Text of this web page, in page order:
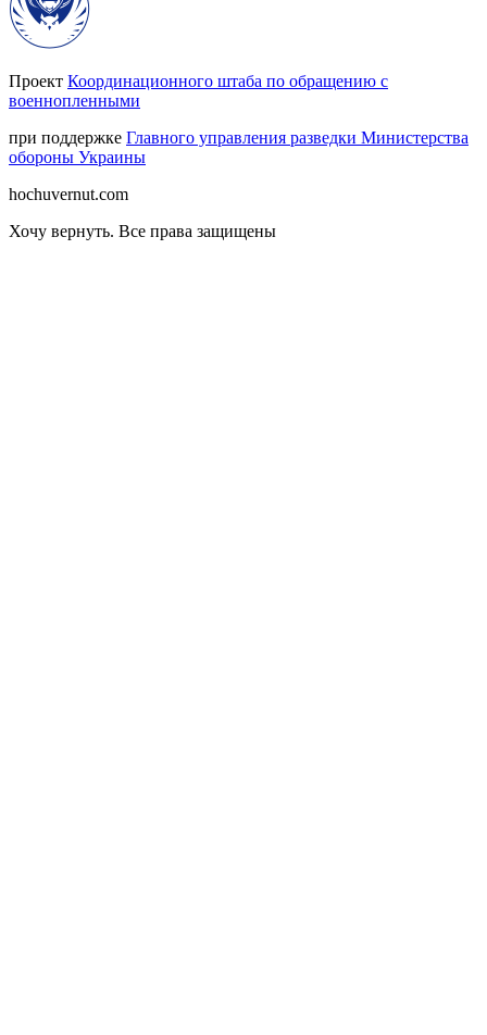
Проект Координационного штаба по обращению с
военнопленными
при поддержке Главного управления разведки Министерства
обороны Украины
hochuvernut.com
Хочу вернуть. Все права защищены